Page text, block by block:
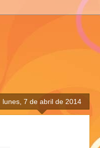
lunes, 7 de abril de 2014